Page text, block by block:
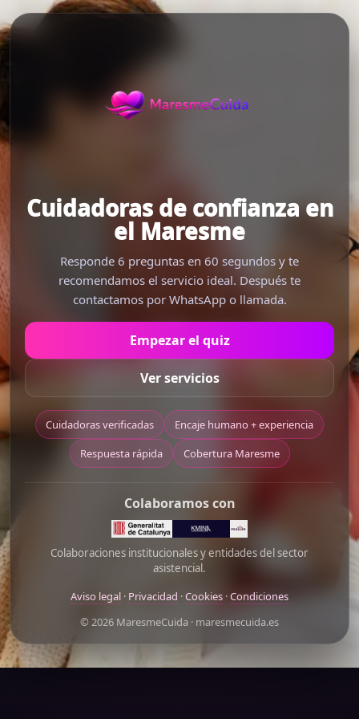
Cuidadoras de confianza en
el Maresme
Responde 6 preguntas en 60 segundos y te
recomendamos el servicio ideal. Después te
contactamos por WhatsApp o llamada.
Empezar el quiz
Ver servicios
Cuidadoras verificadas
Encaje humano + experiencia
Respuesta rápida
Cobertura Maresme
Colaboramos con
Colaboraciones institucionales y entidades del sector
asistencial.
Aviso legal · Privacidad ·Cookies ·Condiciones
© 2026 MaresmeCuida · maresmecuida.es